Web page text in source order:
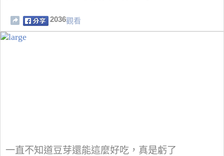
2036觀看
一直不知道豆芽還能這麼好吃，真是虧了